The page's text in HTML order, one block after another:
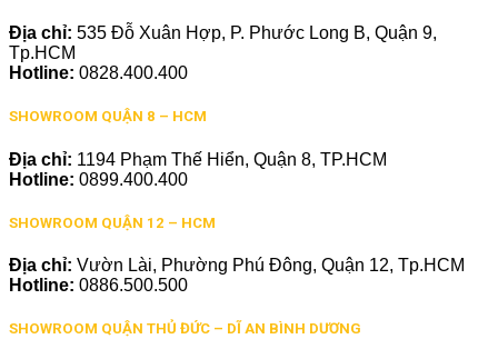
Địa chỉ: 535 Đỗ Xuân Hợp, P. Phước Long B, Quận 9,
Tp.HCM
Hotline: 0828.400.400
SHOWROOM QUẬN 8 – HCM
Địa chỉ: 1194 Phạm Thế Hiển, Quận 8, TP.HCM
Hotline: 0899.400.400
SHOWROOM QUẬN 12 – HCM
Địa chỉ: Vườn Lài, Phường Phú Đông, Quận 12, Tp.HCM
Hotline: 0886.500.500
SHOWROOM QUẬN THỦ ĐỨC – DĨ AN BÌNH DƯƠNG